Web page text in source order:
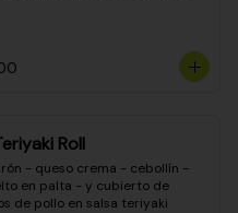
Roll
- queso crema - cebollín -
en palta - y cubierto de
de pollo en salsa teriyaki